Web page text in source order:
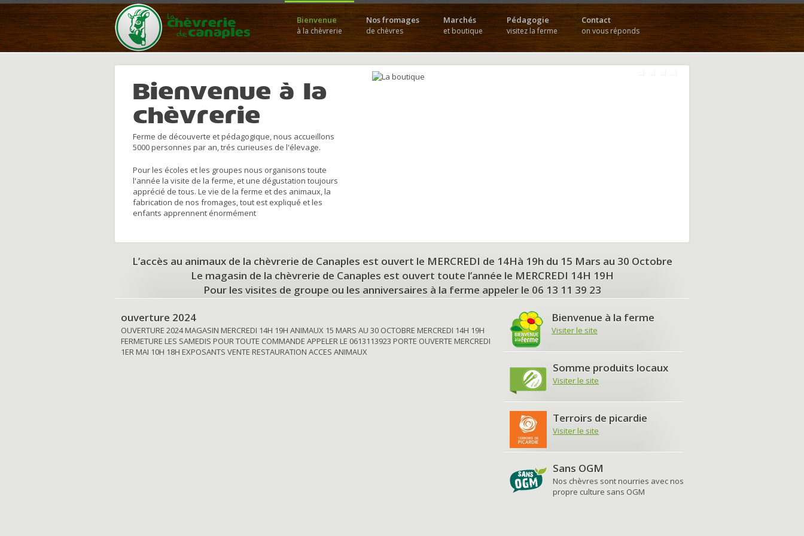
Bienvenue
à la chèvrerie
Nos fromages
de chèvres
Marchés
et boutique
Pédagogie
visitez la ferme
Contact
on vous réponds
Bienvenue à la
chèvrerie
Ferme de découverte et pédagogique, nous accueillons
5000 personnes par an, trés curieuses de l'élevage.
Pour les écoles et les groupes nous organisons toute
l'année la visite de la ferme, et une dégustation toujours
apprécié de tous. Le vie de la ferme et des animaux, la
fabrication de nos fromages, tout est expliqué et les
enfants apprennent énormément
L’accès au animaux de la chèvrerie de Canaples est ouvert le MERCREDI de 14Hà 19h du 15 Mars au 30 Octobre
Le magasin de la chèvrerie de Canaples est ouvert toute l’année le MERCREDI 14H 19H
Pour les visites de groupe ou les anniversaires à la ferme appeler le 06 13 11 39 23
ouverture 2024
OUVERTURE 2024 MAGASIN MERCREDI 14H 19H ANIMAUX 15 MARS AU 30 OCTOBRE MERCREDI 14H 19H
FERMETURE LES SAMEDIS POUR TOUTE COMMANDE APPELER LE 0613113923 PORTE OUVERTE MERCREDI
1ER MAI 10H 18H EXPOSANTS VENTE RESTAURATION ACCES ANIMAUX
Bienvenue à la ferme
Visiter le site
Somme produits locaux
Visiter le site
Terroirs de picardie
Visiter le site
Sans OGM
Nos chèvres sont nourries avec nos
propre culture sans OGM